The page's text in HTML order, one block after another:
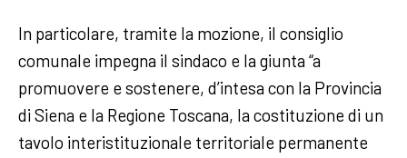
In particolare, tramite la mozione, il consiglio
comunale impegna il sindaco e la giunta “a
promuovere e sostenere, d’intesa con la Provincia
di Siena e la Regione Toscana, la costituzione di un
tavolo interistituzionale territoriale permanente